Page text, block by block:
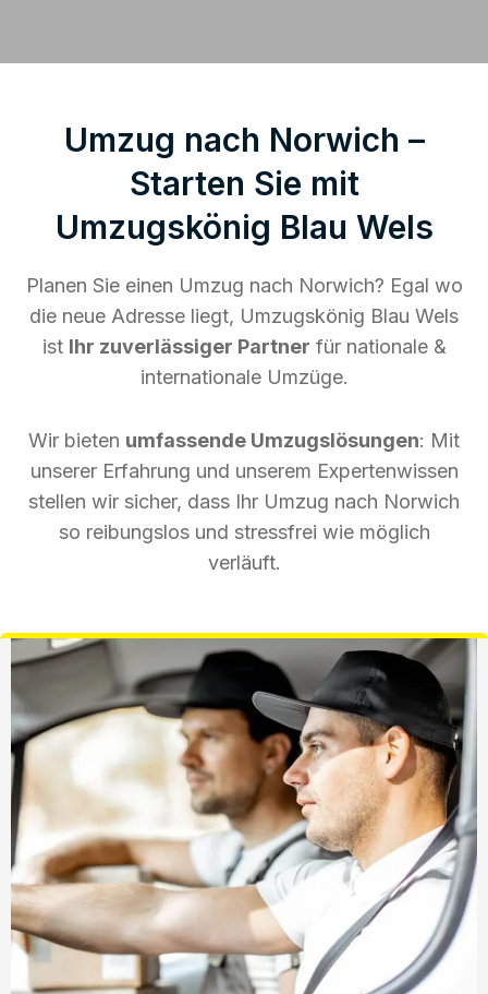
Umzug nach Norwich –
Starten Sie mit
Umzugskönig Blau Wels
Planen Sie einen Umzug nach Norwich? Egal wo
die neue Adresse liegt, Umzugskönig Blau Wels
ist Ihr zuverlässiger Partner für nationale &
internationale Umzüge.
Wir bieten umfassende Umzugslösungen: Mit
unserer Erfahrung und unserem Expertenwissen
stellen wir sicher, dass Ihr Umzug nach Norwich
so reibungslos und stressfrei wie möglich
verläuft.